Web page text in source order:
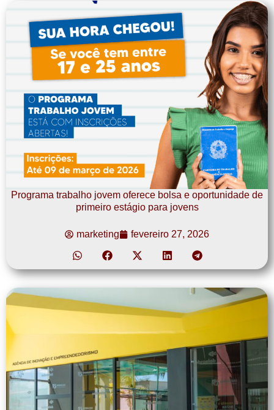
Programa trabalho jovem oferece bolsa e oportunidade de
primeiro estágio para jovens
marketing fevereiro 27, 2026